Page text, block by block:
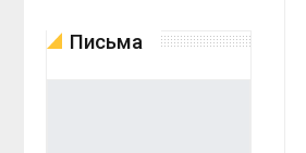
Письма